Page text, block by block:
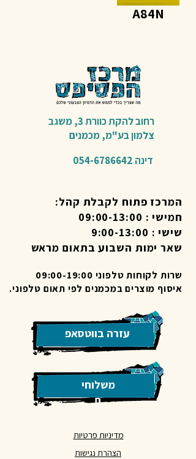
A84N
רחוב להקת כוורת 3,
משגב
צלמון בע"מ,מכמנים​
דינה 054-6786642
המרכז פתוח לקבלת קהל:
חמישי : 09:00-13:00
שישי : 9:00-13:00
שאר ימות השבוע בתאום מראש
שרות לקוחות טלפוני 09:00-19:00
איסוף מוצרים במכמנים לפי תאום טלפוני.
עזרה בווטסאפ
משלוחי
ם
מדיניות פרטיות
הצהרת נגישות